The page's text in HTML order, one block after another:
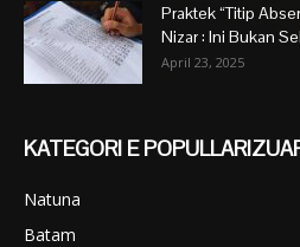
Praktek “Titip
Nizar : Ini Bukan
April 23, 2025
KATEGORI E
Natuna
Batam